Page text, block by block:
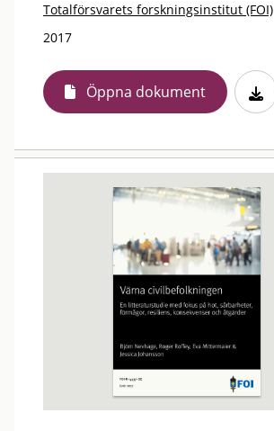
Totalförsvarets forskningsinstitut (FOI)
2017
Öppna dokument